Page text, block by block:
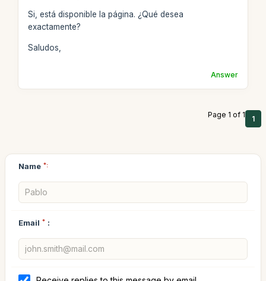
Si, está disponible la página. ¿Qué desea
exactamente?
Saludos,
Answer
Page 1 of 1 1
Name *:
Email * :